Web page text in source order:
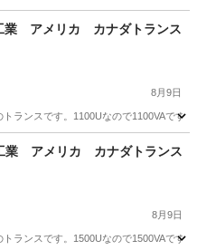
業 アメリカ カナダトランス
8月9日
ランスです。1100Uなので1100VAです
業 アメリカ カナダトランス
8月9日
ランスです。1500Uなので1500VAです